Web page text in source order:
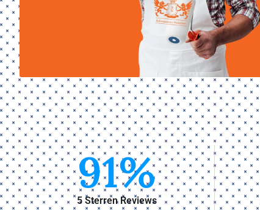
5 Sterren Reviews
91%